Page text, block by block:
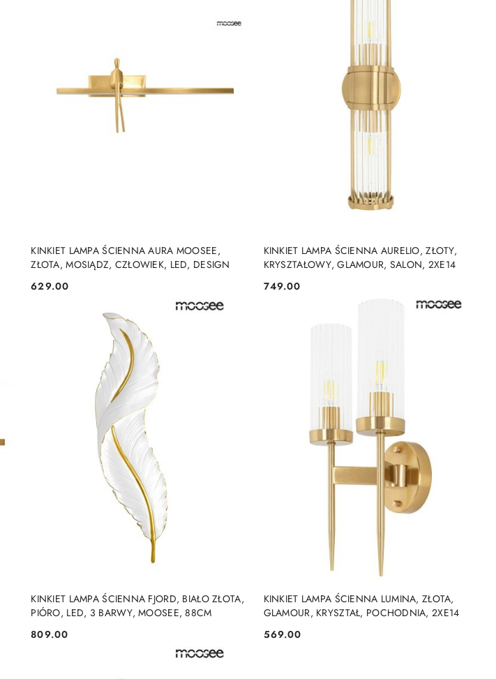
KINKIET LAMPA ŚCIENNA AURA MOOSEE,
ZŁOTA, MOSIĄDZ, CZŁOWIEK, LED, DESIGN
Cena:
629.00
DO KOSZYKA
KINKIET LAMPA ŚCIENNA AURELIO, ZŁOTY,
KRYSZTAŁOWY, GLAMOUR, SALON, 2XE14
Cena:
749.00
DO KOSZYKA
KINKIET LAMPA ŚCIENNA FJORD, BIAŁO ZŁOTA,
PIÓRO, LED, 3 BARWY, MOOSEE, 88CM
Cena:
809.00
DO KOSZYKA
KINKIET LAMPA ŚCIENNA LUMINA, ZŁOTA,
GLAMOUR, KRYSZTAŁ, POCHODNIA, 2XE14
Cena:
569.00
DO KOSZYKA